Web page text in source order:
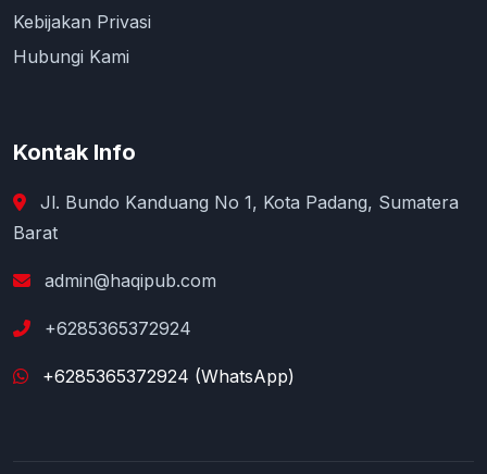
Kebijakan Privasi
Hubungi Kami
Kontak Info
Jl. Bundo Kanduang No 1, Kota Padang, Sumatera
Barat
admin@haqipub.com
+6285365372924
+6285365372924 (WhatsApp)